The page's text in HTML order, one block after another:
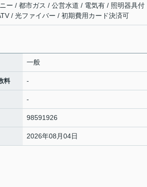
ー / 都市ガス / 公営水道 / 電気有 / 照明器具付
/ 光ファイバー / 初期費用カード決済可
一般
料 -
-
98591926
2026年08月04日